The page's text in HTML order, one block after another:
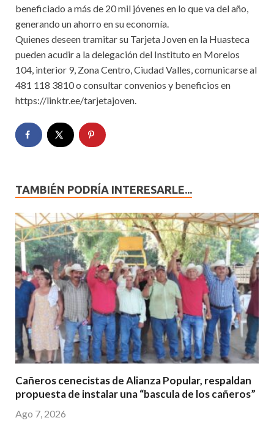
beneficiado a más de 20 mil jóvenes en lo que va del año,
generando un ahorro en su economía.
Quienes deseen tramitar su Tarjeta Joven en la Huasteca
pueden acudir a la delegación del Instituto en Morelos
104, interior 9, Zona Centro, Ciudad Valles, comunicarse al
481 118 3810 o consultar convenios y beneficios en
https://linktr.ee/tarjetajoven.
TAMBIÉN PODRÍA INTERESARLE...
Cañeros cenecistas de Alianza Popular, respaldan
propuesta de instalar una “bascula de los cañeros”
Ago 7, 2026